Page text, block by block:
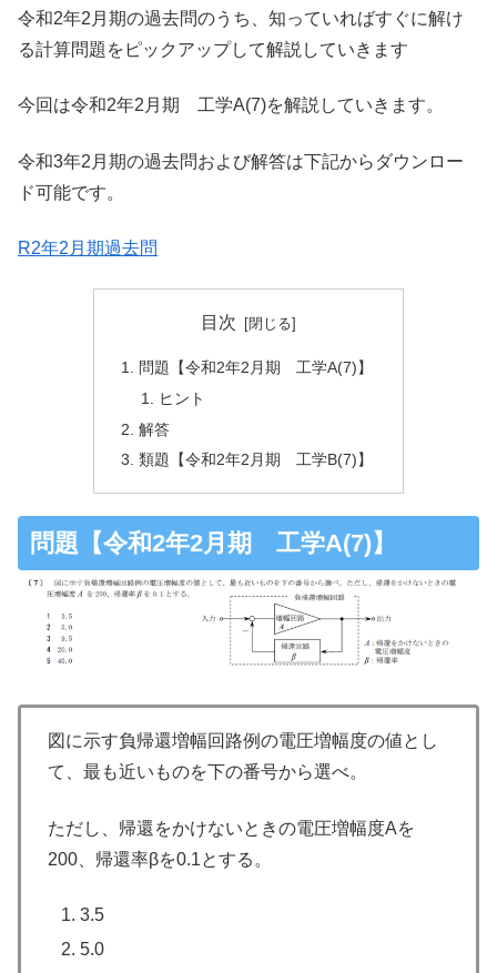
令和2年2月期の過去問のうち、知っていればすぐに解け
る計算問題をピックアップして解説していきます
今回は令和2年2月期 工学A(7)を解説していきます。
令和3年2月期の過去問および解答は下記からダウンロー
ド可能です。
R2年2月期過去問
目次
問題【令和2年2月期 工学A(7)】
ヒント
解答
類題【令和2年2月期 工学B(7)】
問題【令和2年2月期 工学A(7)】
図に示す負帰還増幅回路例の電圧増幅度の値とし
て、最も近いものを下の番号から選べ。
ただし、帰還をかけないときの電圧増幅度Aを
200、帰還率βを0.1とする。
3.5
5.0